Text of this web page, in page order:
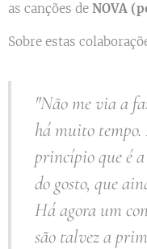
as canções de NOVA
Sobre estas
"Não me via a
há muito tempo.
princípio que é a
do gosto, que
Há agora um
são talvez a